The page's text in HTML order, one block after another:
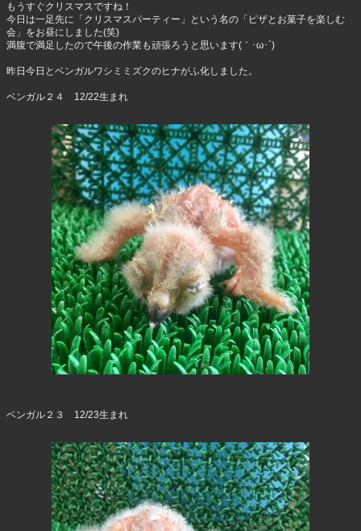
もうすぐクリスマスですね！
今日は一足先に「クリスマスパーティー」という名の「ピザとお菓子を楽しむ
会」をお昼にしました(笑)
満腹で満足したので午後の作業も頑張ろうと思います(｀･ω･´)
昨日今日とベンガルワシミミズクのヒナがふ化しました。
ベンガル２４ 12/22生まれ
ベンガル２３ 12/23生まれ